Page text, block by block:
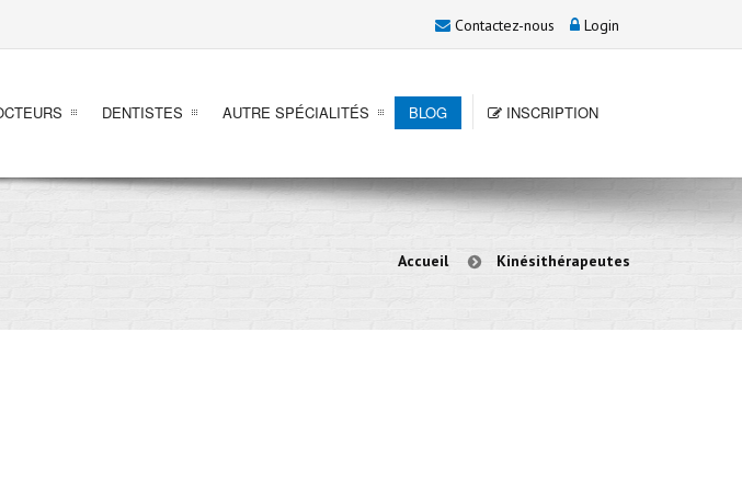
Contactez-nous Login
DENTISTES AUTRE SPÉCIALITÉS BLOG INSCRIPTION
Accueil Kinésithérapeutes